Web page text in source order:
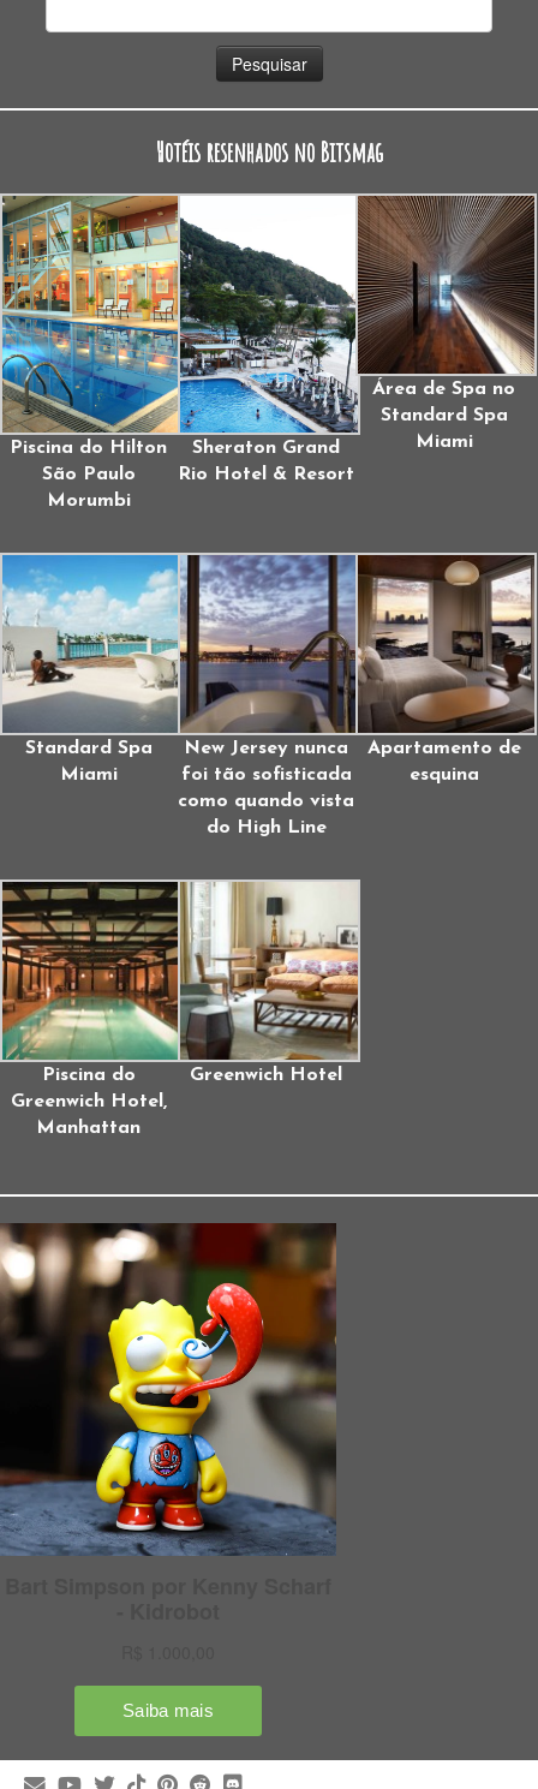
Hotéis resenhados no Bitsmag
Piscina do Hilton
São Paulo
Morumbi
Sheraton Grand
Rio Hotel & Resort
Área de Spa no
Standard Spa
Miami
Standard Spa
Miami
New Jersey nunca
foi tão sofisticada
como quando vista
do High Line
Apartamento de
esquina
Piscina do
Greenwich Hotel,
Manhattan
Greenwich Hotel